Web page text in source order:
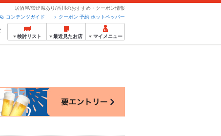
居酒屋/禁煙席あり/香川のおすすめ・クーポン情報
クーポン 予約 ホットペッパー
コンテンツガイド
検討リスト 最近見たお店 マイメニュー